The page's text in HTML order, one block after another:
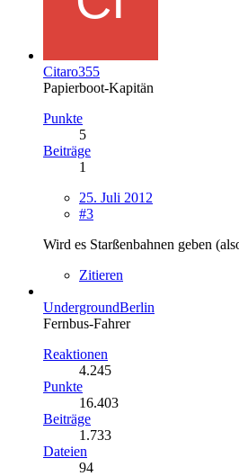
Citaro355
Papierboot-Kapitän
Punkte
5
Beiträge
1
25. Juli 2012
#3
Wird es Starßenbahnen geben
Zitieren
UndergroundBerlin
Fernbus-Fahrer
Reaktionen
4.245
Punkte
16.403
Beiträge
1.733
Dateien
94